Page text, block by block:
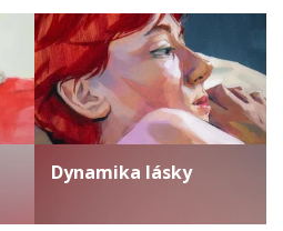
Dynamika lásky